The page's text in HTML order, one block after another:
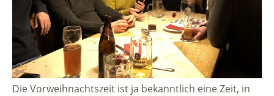
Die Vorweihnachtszeit ist ja bekanntlich eine Zeit, in